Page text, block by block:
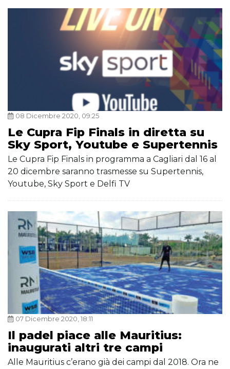
08 Dicembre 2020, 09:25
Le Cupra Fip Finals in diretta su
Sky Sport, Youtube e Supertennis
Le Cupra Fip Finals in programma a Cagliari dal 16 al
20 dicembre saranno trasmesse su Supertennis,
Youtube, Sky Sport e Delfi TV
07 Dicembre 2020, 18:11
Il padel piace alle Mauritius:
inaugurati altri tre campi
Alle Mauritius c’erano già dei campi dal 2018. Ora ne